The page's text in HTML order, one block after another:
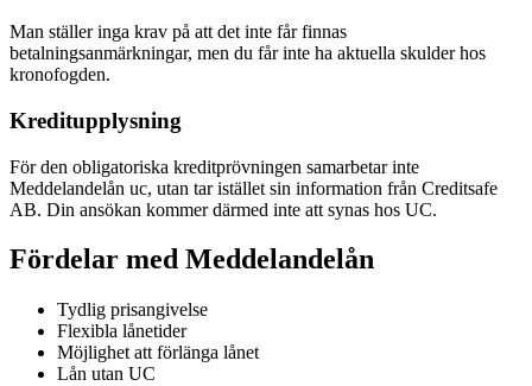
Man ställer inga krav på att det inte får finnas
betalningsanmärkningar, men du får inte ha aktuella skulder hos
kronofogden.
Kreditupplysning
För den obligatoriska kreditprövningen samarbetar inte
Meddelandelån uc, utan tar istället sin information från Creditsafe
AB. Din ansökan kommer därmed inte att synas hos UC.
Fördelar med Meddelandelån
Tydlig prisangivelse
Flexibla lånetider
Möjlighet att förlänga lånet
Lån utan UC